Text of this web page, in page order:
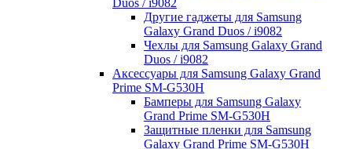
Другие гаджеты для Samsung
Galaxy Grand Duos / i9082
Чехлы для Samsung Galaxy Grand
Duos / i9082
Аксессуары для Samsung Galaxy Grand
Prime SM-G530H
Бамперы для Samsung Galaxy
Grand Prime SM-G530H
Защитные пленки для Samsung
Galaxy Grand Prime SM-G530H